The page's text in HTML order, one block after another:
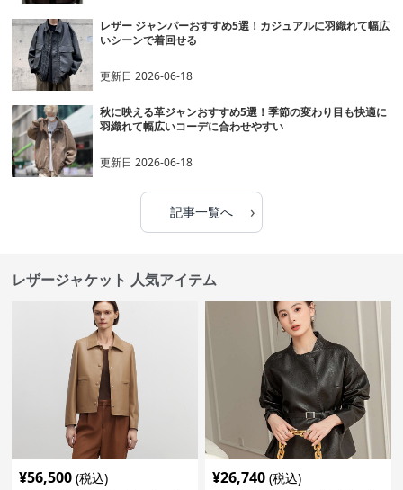
レザー ジャンパーおすすめ5選！カジュアルに羽織れて幅広
いシーンで着回せる
更新日2026-06-18
秋に映える革ジャンおすすめ5選！季節の変わり目も快適に
羽織れて幅広いコーデに合わせやすい
更新日2026-06-18
記事一覧へ ›
レザージャケット 人気アイテム
¥56,500 (税込) ¥26,740 (税込)